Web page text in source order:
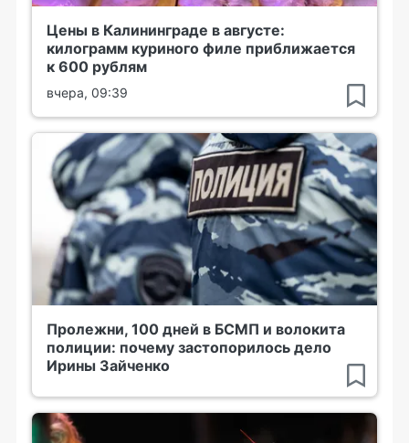
Цены в Калининграде в августе:
килограмм куриного филе приближается
к 600 рублям
вчера, 09:39
Пролежни, 100 дней в БСМП и волокита
полиции: почему застопорилось дело
Ирины Зайченко